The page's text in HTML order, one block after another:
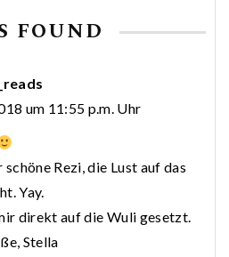
FOUND
um 11:55 p.m. Uhr
schöne Rezi, die Lust auf das
Yay.
direkt auf die Wuli gesetzt.
Stella